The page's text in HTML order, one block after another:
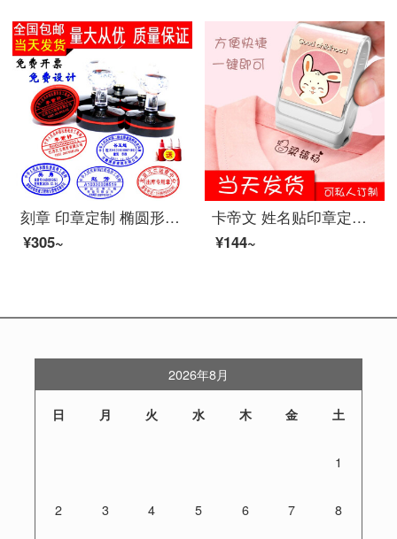
刻章 印章定制 椭圆形注册建造师执业印章注册 监理工程师印章结构工程师印章 图章盖章定制 橙色规格35X50mm
¥305~
卡帝文 姓名贴印章定制幼儿园名字贴姓名印章儿童防水衣服印章宝宝名字印章 樱花粉
¥144~
2026年8月
日 月 火 水 木 金 土
1
2 3 4 5 6 7 8